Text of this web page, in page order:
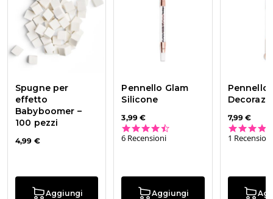
Spugne per
effetto
Babyboomer –
100 pezzi
4,99 €
Aggiungi
Pennello Glam
Silicone
3,99 €
6 Recensioni
Aggiungi
Pennello
7,99 €
1